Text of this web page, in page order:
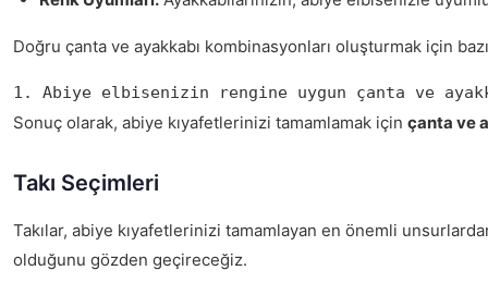
Doğru çanta ve ayakkabı kombinasyonları oluşturmak için
1. Abiye elbisenizin rengine uygun çanta ve
Sonuç olarak, abiye kıyafetlerinizi tamamlamak için çanta ve
Takı Seçimleri
Takılar, abiye kıyafetlerinizi tamamlayan en önemli
olduğunu gözden geçireceğiz.